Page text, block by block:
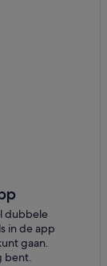
dubbele
in de app
gaan.
bent.